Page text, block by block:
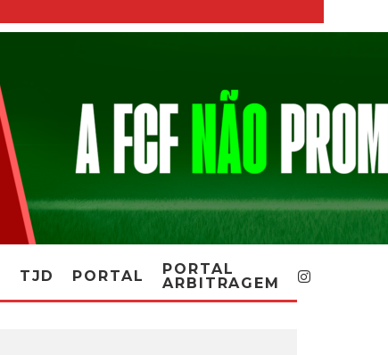
TJD PORTAL
PORTAL
ARBITRAGEM